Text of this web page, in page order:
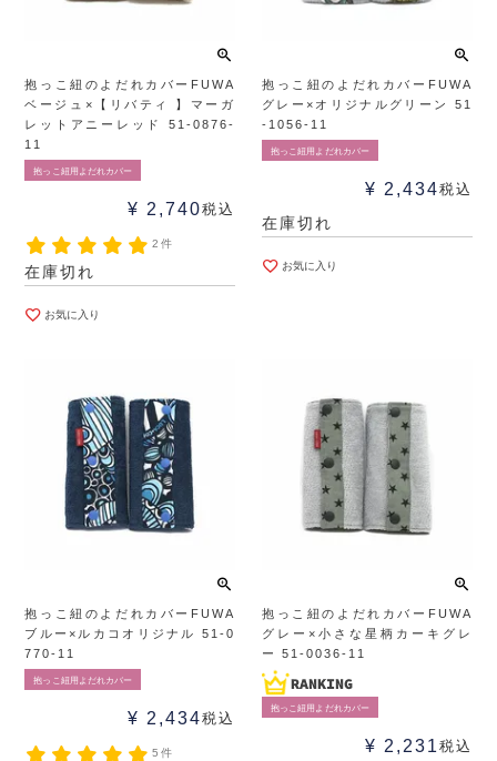
抱っこ紐のよだれカバーFUWA
ベージュ×【リバティ 】マーガ
レットアニーレッド 51-0876-
11
抱っこ紐用よだれカバー
¥ 2,740税込
2件
在庫切れ
お気に入り
抱っこ紐のよだれカバーFUWA
グレー×オリジナルグリーン 51
-1056-11
抱っこ紐用よだれカバー
¥ 2,434税込
在庫切れ
お気に入り
抱っこ紐のよだれカバーFUWA
ブルー×ルカコオリジナル 51-0
770-11
抱っこ紐用よだれカバー
¥ 2,434税込
5件
抱っこ紐のよだれカバーFUWA
グレー×小さな星柄カーキグレ
ー 51-0036-11
抱っこ紐用よだれカバー
¥ 2,231 税込